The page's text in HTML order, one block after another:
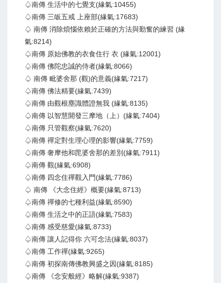
♤南傳 生活中的七覺支(緣氣:10455)
♤南傳 三皈五戒 上座部(緣氣:17683)
♤ 南傳 消除煩惱依賴於正確的方法與勤奮的練習 (緣
氣:8214)
♤南傳 原始佛教的衣食住行 衣 (緣氣:12001)
♤南傳 佛陀忠誠的侍者(緣氣:8066)
♤ 南傳 毗婆舍那 (觀)的意義(緣氣:7217)
♤南傳 佛法精要(緣氣:7439)
♤南傳 由觀根塵識體證無我 (緣氣:8135)
♤南傳 以智慧開發三摩地（上）(緣氣:7404)
♤南傳 只管觀察(緣氣:7620)
♤南傳 禪定對生理心理的影響(緣氣:7759)
♤南傳 奢摩他和毘婆舍那的差別(緣氣:7911)
♤南傳 觀(緣氣:6908)
♤南傳 四念住禪觀入門(緣氣:7786)
♤ 南傳 《大念住經》概要(緣氣:8713)
♤南傳 禪修的七種利益(緣氣:8590)
♤南傳 生活之中的正語(緣氣:7583)
♤南傳 感受慈愛(緣氣:8733)
♤南傳 讓人記得你 六可念法(緣氣:8037)
♤南傳 工作禪(緣氣:9265)
♤南傳 初探南傳佛教興盛之因(緣氣:8185)
♤南傳 《念安般經》略解(緣氣:9387)